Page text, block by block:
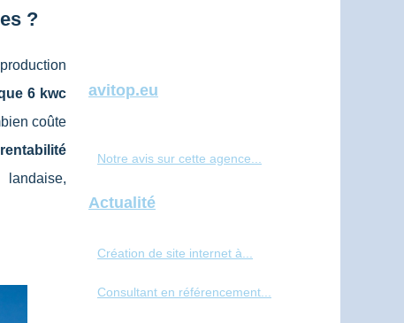
?
6 kwc
coûte
landaise,
avitop.eu
Notre avis sur cette agence...
Actualité
Création de site internet à...
Consultant en référencement...